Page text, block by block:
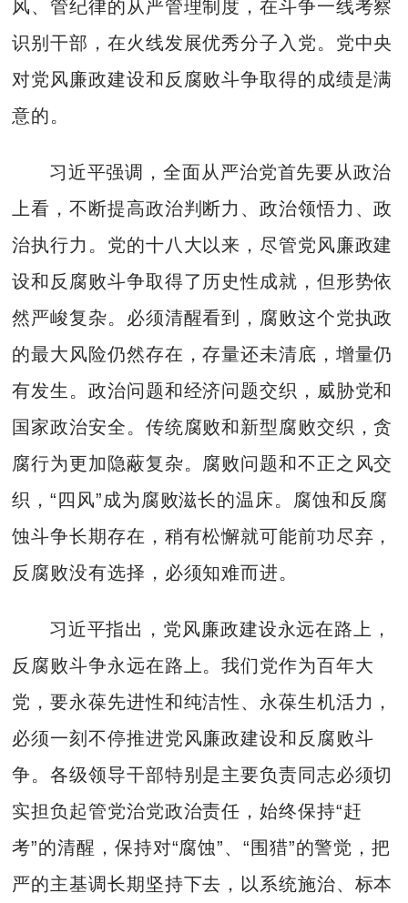
风、管纪律的从严管理制度，在斗争一线考察
识别干部，在火线发展优秀分子入党。党中央
对党风廉政建设和反腐败斗争取得的成绩是满
意的。
习近平强调，全面从严治党首先要从政治
上看，不断提高政治判断力、政治领悟力、政
治执行力。党的十八大以来，尽管党风廉政建
设和反腐败斗争取得了历史性成就，但形势依
然严峻复杂。必须清醒看到，腐败这个党执政
的最大风险仍然存在，存量还未清底，增量仍
有发生。政治问题和经济问题交织，威胁党和
国家政治安全。传统腐败和新型腐败交织，贪
腐行为更加隐蔽复杂。腐败问题和不正之风交
织，“四风”成为腐败滋长的温床。腐蚀和反腐
蚀斗争长期存在，稍有松懈就可能前功尽弃，
反腐败没有选择，必须知难而进。
习近平指出，党风廉政建设永远在路上，
反腐败斗争永远在路上。我们党作为百年大
党，要永葆先进性和纯洁性、永葆生机活力，
必须一刻不停推进党风廉政建设和反腐败斗
争。各级领导干部特别是主要负责同志必须切
实担负起管党治党政治责任，始终保持“赶
考”的清醒，保持对“腐蚀”、“围猎”的警觉，把
严的主基调长期坚持下去，以系统施治、标本